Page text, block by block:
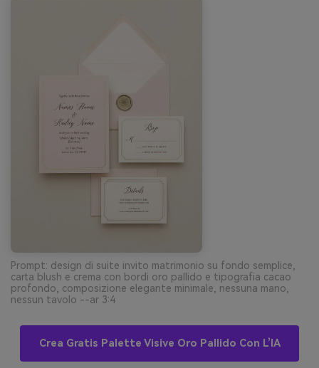
Prompt: design di suite invito matrimonio su fondo semplice,
carta blush e crema con bordi oro pallido e tipografia cacao
profondo, composizione elegante minimale, nessuna mano,
nessun tavolo --ar 3:4
Crea Gratis Palette Visive Oro Pallido Con L’IA